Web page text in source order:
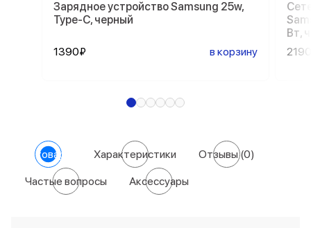
Зарядное устройство Samsung 25w,
Type-C, черный
1390₽ в корзину
Вт,
О товаре Характеристики Отзывы(0)
Частые вопросы Аксессуары